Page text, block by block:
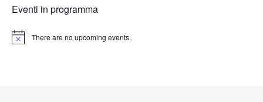
Eventi in programma
There are no upcoming events.